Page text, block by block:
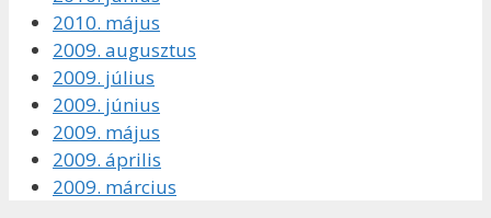
2010. május
2009. augusztus
2009. július
2009. június
2009. május
2009. április
2009. március